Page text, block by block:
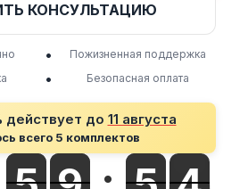
КОНСУЛЬТАЦИЮ
•
Пожизненная поддержка
• Безопасная оплата
действует до 11 августа
всего 5 комплектов